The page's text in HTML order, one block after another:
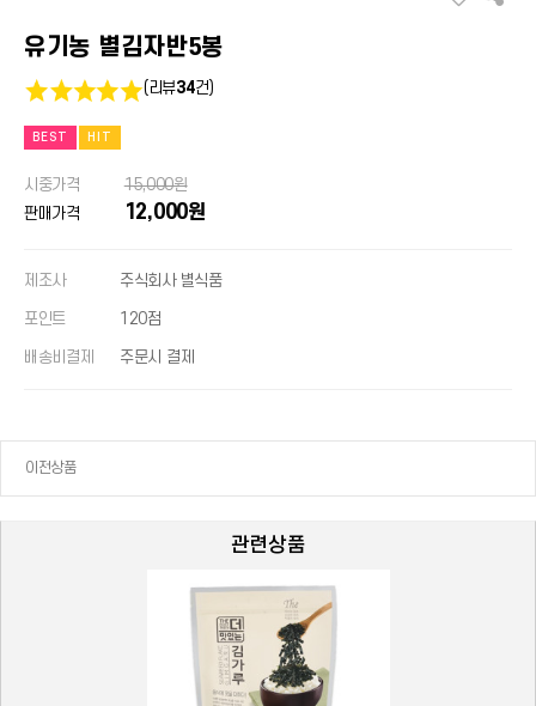
유기농 별김자반5봉
(리뷰34건)
BEST HIT
시중가격
15,000원
판매가격
12,000원
제조사 주식회사 별식품
포인트 120점
배송비결제 주문시 결제
이전상품
관련상품